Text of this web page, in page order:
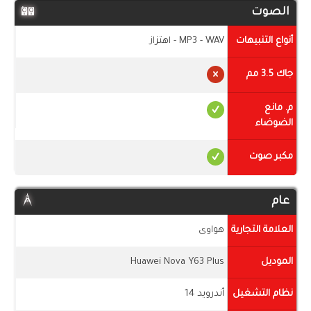
الصوت
أنواع التنبيهات MP3 - WAV - اهتزاز
جاك 3.5 مم
م. مانع
الضوضاء
مكبر صوت
عام
العلامة التجارية هواوى
الموديل Huawei Nova Y63 Plus
نظام التشغيل أندرويد 14